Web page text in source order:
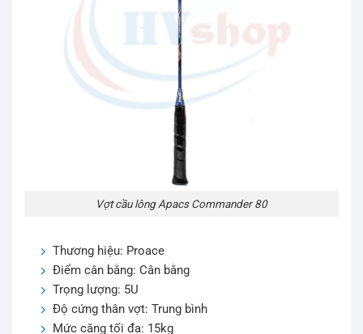
Vợt cầu lông Apacs Commander 80
Thương hiệu: Proace
Điểm cân bằng: Cân bằng
Trọng lượng: 5U
Độ cứng thân vợt: Trung bình
Mức căng tối đa: 15kg